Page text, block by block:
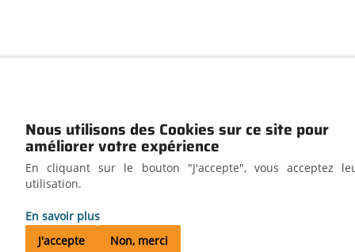
Nous utilisons des Cookies sur ce site pour
améliorer votre expérience
En cliquant sur le bouton "J'accepte", vous acceptez
utilisation.
En savoir plus
J'accepte
Non, merci